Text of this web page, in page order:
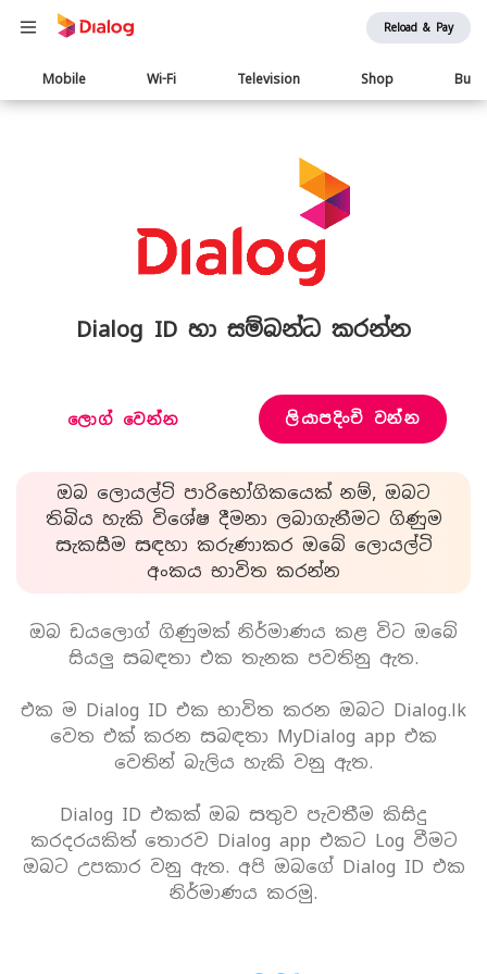
Reload & Pay
Main
navigation
Mobile Wi-Fi Television Shop
Dialog ID හා සම්බන්ධ කරන්න
ලොග් වෙන්න ලියාපදිංචි වන්න
ඔබ ලොයල්ටි පාරිභෝගිකයෙක් නම්, ඔබට
තිබිය හැකි විශේෂ දීමනා ලබාගැනීමට ගිණුම
සැකසීම සඳහා කරුණාකර ඔබේ ලොයල්ටි
අංකය භාවිත කරන්න
ඔබ ඩයලොග් ගිණුමක් නිර්මාණය කළ විට ඔබේ
සියලු සබඳතා එක තැනක පවතිනු ඇත.
එක ම Dialog ID එක භාවිත කරන ඔබට Dialog.lk
වෙත එක් කරන සබඳතා MyDialog app එක
වෙතින් බැලිය හැකි වනු ඇත.
Dialog ID එකක් ඔබ සතුව පැවතීම කිසිදු
කරදරයකිත් තොරව Dialog app එකට Log වීමට
ඔබට උපකාර වනු ඇත. අපි ඔබගේ Dialog ID එක
නිර්මාණය කරමු.